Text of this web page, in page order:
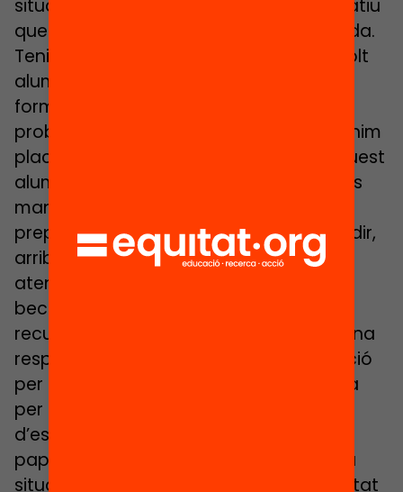
situacions que afecten a l’entorn educatiu
que esdevenen de manera sobrevinguda.
Tenim, ara en parlava la companya, molt
alumnat que està arribant al centre en
format de matrícula viva i que
probablement com són centres que tenim
places disponibles acabem acollint aquest
alumnat amb unes dificultats, amb unes
mancances, que l’escola no està
preparada per donar-hi resposta. És a dir,
arriben al nostre país, necessiten tenir
atencions bàsiques, com poden ser la
beca del menjador, com poden ser
recursos materials, i no sempre tenim una
resposta clara per part de l’administració
per dir doncs podeu tenir aquesta beca
per poder dinar al centre. Ens hem
d’esperar, hem d’omplir un munt de
paperassa, veure com es resol aquesta
situació i els dies van passant. La velocitat